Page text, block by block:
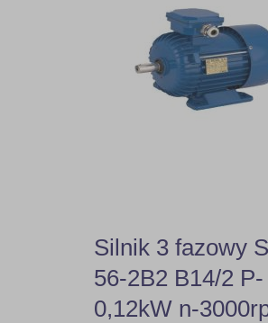
Silnik 3 fazowy
56-2B2 B14/2 P-
0,12kW n-